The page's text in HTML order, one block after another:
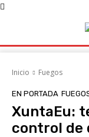
Inicio Fuegos
EN PORTADA
XuntaEu:
control de